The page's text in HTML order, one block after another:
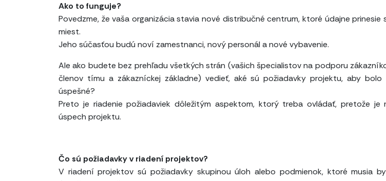
Ako to funguje?
Povedzme, že vaša organizácia stavia nové distribučné centrum, ktoré údajne
miest.
Jeho súčasťou budú noví zamestnanci, nový personál a nové vybavenie.
Ale ako budete bez prehľadu všetkých strán (vašich špecialistov na podporu
členov tímu a zákazníckej základne) vedieť, aké sú požiadavky projektu, aby
úspešné?
Preto je riadenie požiadaviek dôležitým aspektom, ktorý treba ovládať, pretože je
úspech projektu.
Čo sú požiadavky v riadení projektov?
V riadení projektov sú požiadavky skupinou úloh alebo podmienok, ktoré musia